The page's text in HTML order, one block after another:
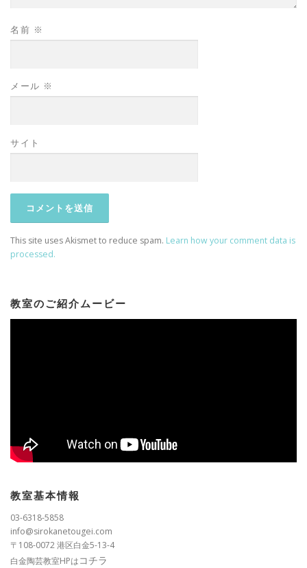
名前 ※
メール ※
サイト
This site uses Akismet to reduce spam. Learn how your comment data is
processed.
教室のご紹介ムービー
教室基本情報
03-6318-5858
info@sirokanetougei.com
〒108-0072 港区白金5-13-4
白金陶芸教室HPはコチラ